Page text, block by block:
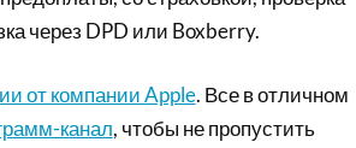
через DPD или Boxberry.
от компании Apple. Все в отличном
канал, чтобы не пропустить